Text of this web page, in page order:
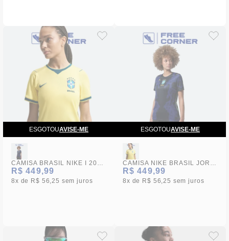
ESGOTOUAVISE-ME
CAMISA BRASIL NIKE I 2026/27 TORCEDOR PRO AMARELA FEMININA
R$ 449,99
8x R$ 56,25 sem juros
ESGOTOUAVISE-ME
CAMISA NIKE BRASIL JORDAN II 2026/27 TORCEDOR PRO AZUL FEMININA
R$ 449,99
8x R$ 56,25 sem juros